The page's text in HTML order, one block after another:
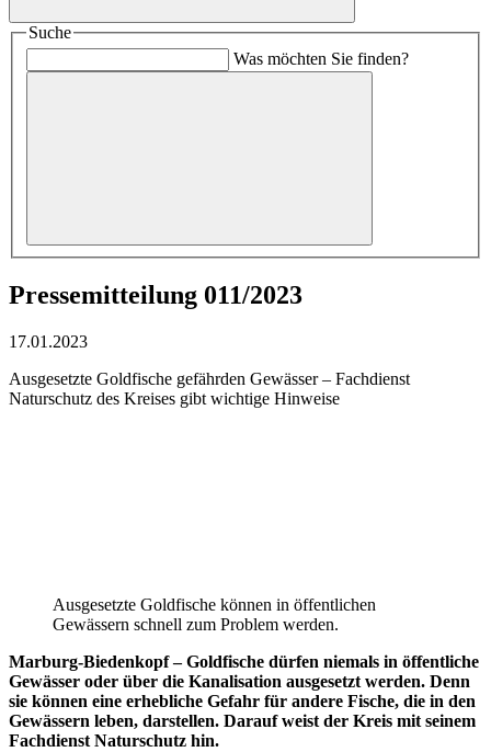
Suche
Was möchten Sie finden?
Pressemitteilung 011/2023
17.01.2023
Ausgesetzte Goldfische gefährden Gewässer – Fachdienst
Naturschutz des Kreises gibt wichtige Hinweise
Ausgesetzte Goldfische können in öffentlichen
Gewässern schnell zum Problem werden.
Marburg-Biedenkopf – Goldfische dürfen niemals in öffentliche
Gewässer oder über die Kanalisation ausgesetzt werden. Denn
sie können eine erhebliche Gefahr für andere Fische, die in den
Gewässern leben, darstellen. Darauf weist der Kreis mit seinem
Fachdienst Naturschutz hin.